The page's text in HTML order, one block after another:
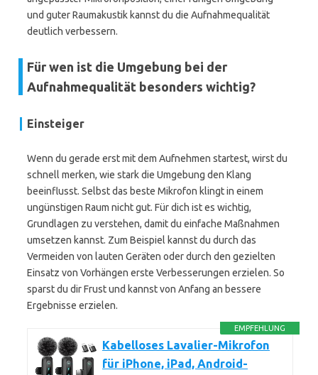
und guter Raumakustik kannst du die Aufnahmequalität
deutlich verbessern.
Für wen ist die Umgebung bei der
Aufnahmequalität besonders wichtig?
Einsteiger
Wenn du gerade erst mit dem Aufnehmen startest, wirst du
schnell merken, wie stark die Umgebung den Klang
beeinflusst. Selbst das beste Mikrofon klingt in einem
ungünstigen Raum nicht gut. Für dich ist es wichtig,
Grundlagen zu verstehen, damit du einfache Maßnahmen
umsetzen kannst. Zum Beispiel kannst du durch das
Vermeiden von lauten Geräten oder durch den gezielten
Einsatz von Vorhängen erste Verbesserungen erzielen. So
sparst du dir Frust und kannst von Anfang an bessere
Ergebnisse erzielen.
EMPFEHLUNG
Kabelloses Lavalier-Mikrofon
für iPhone, iPad, Android-